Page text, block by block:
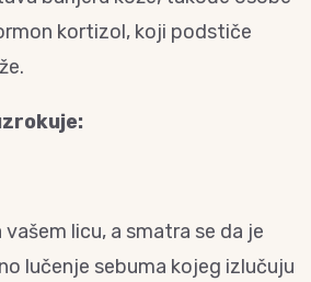
kortizol, koji podstiče
licu, a smatra se da je
lučenje sebuma kojeg izlučuju